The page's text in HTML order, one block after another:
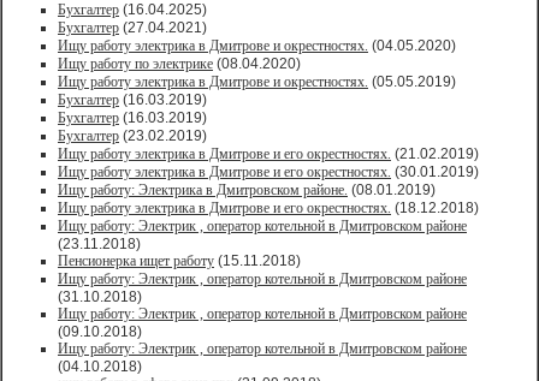
Бухгалтер (16.04.2025)
Бухгалтер (27.04.2021)
Ищу работу электрика в Дмитрове и окрестностях. (04.05.2020)
Ищу работу по электрике (08.04.2020)
Ищу работу электрика в Дмитрове и окрестностях. (05.05.2019)
Бухгалтер (16.03.2019)
Бухгалтер (16.03.2019)
Бухгалтер (23.02.2019)
Ищу работу электрика в Дмитрове и его окрестностях. (21.02.2019)
Ищу работу электрика в Дмитрове и его окрестностях. (30.01.2019)
Ищу работу: Электрика в Дмитровском районе. (08.01.2019)
Ищу работу электрика в Дмитрове и его окрестностях. (18.12.2018)
Ищу работу: Электрик , оператор котельной в Дмитровском районе
(23.11.2018)
Пенсионерка ищет работу (15.11.2018)
Ищу работу: Электрик , оператор котельной в Дмитровском районе
(31.10.2018)
Ищу работу: Электрик , оператор котельной в Дмитровском районе
(09.10.2018)
Ищу работу: Электрик , оператор котельной в Дмитровском районе
(04.10.2018)